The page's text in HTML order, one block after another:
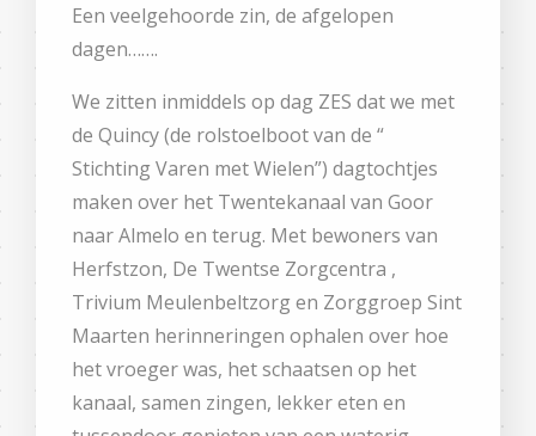
Een veelgehoorde zin, de afgelopen
dagen…….
We zitten inmiddels op dag ZES dat we met
de Quincy (de rolstoelboot van de “
Stichting Varen met Wielen”) dagtochtjes
maken over het Twentekanaal van Goor
naar Almelo en terug. Met bewoners van
Herfstzon, De Twentse Zorgcentra ,
Trivium Meulenbeltzorg en Zorggroep Sint
Maarten herinneringen ophalen over hoe
het vroeger was, het schaatsen op het
kanaal, samen zingen, lekker eten en